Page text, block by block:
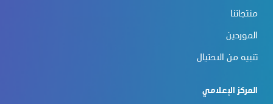
منتجاتنا
الموردين
تنبيه من الاحتيال
المركز الإعلامي